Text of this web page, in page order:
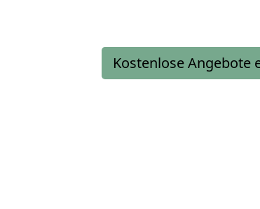
Kostenlose Angebote